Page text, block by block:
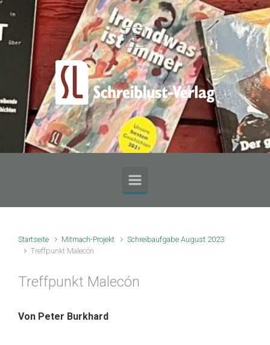
Zum Hauptinhalt springen
Startseite Mitmach-Projekt
Schreibaufgabe August 2023
Treffpunkt Malecón
Treffpunkt Malecón
Von Peter Burkhard